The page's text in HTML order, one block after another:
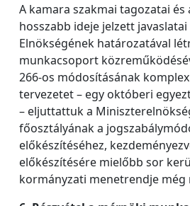
A kamara szakmai tagozatai
hosszabb ideje jelzett
Elnökségének határozatával
munkacsoport
266-os módosításának
tervezetet – egy októberi
– eljuttattuk a
főosztályának a
előkészítéséhez,
előkészítésére mielőbb sor
kormányzati menetrendje